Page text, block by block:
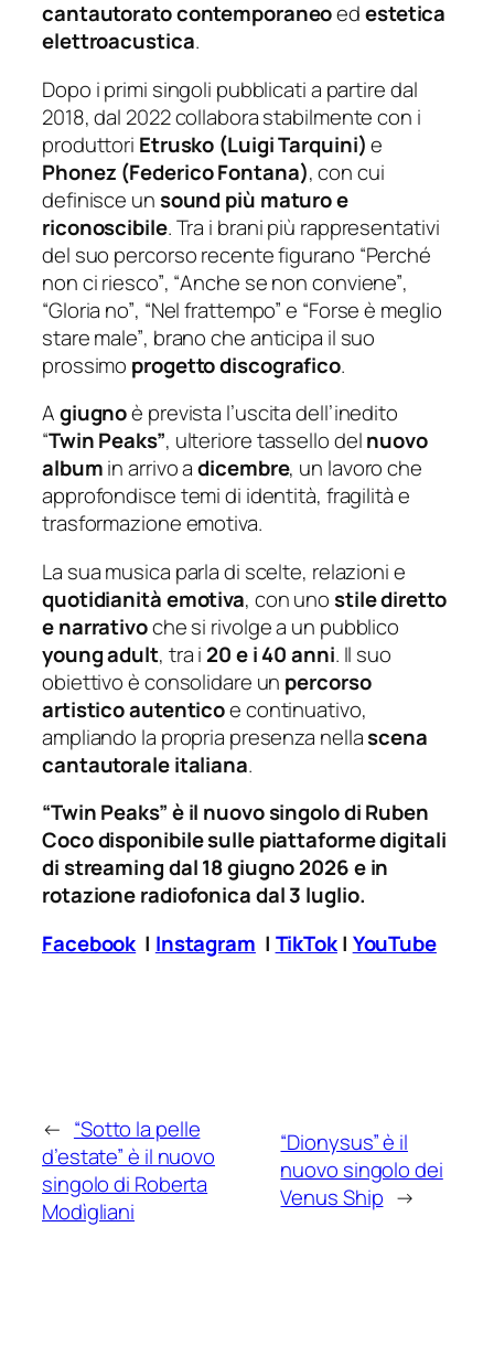
cantautorato contemporaneoedestetica
elettroacustica.
Dopo i primi singoli pubblicati a partire dal
2018, dal 2022 collabora stabilmente con i
produttori Etrusko (Luigi Tarquini)e
Phonez (Federico Fontana), con cui
definisce unsound più maturo e
riconoscibile. Tra i brani più rappresentativi
del suo percorso recente figurano “Perché
non ci riesco”, “Anche se non conviene”,
“Gloria no”, “Nel frattempo”e “Forse è meglio
stare male”, brano che anticipa il suo
prossimo progetto discografico.
Agiugnoè prevista l’uscita dell’inedito
“Twin Peaks”, ulteriore tassello delnuovo
albumin arrivo adicembre, un lavoro che
approfondisce temi di identità, fragilità e
trasformazione emotiva.
La sua musica parla di scelte, relazioni e
quotidianità emotiva, con unostile diretto
e narrativoche si rivolge a un pubblico
young adult, tra i 20 e i 40 anni. Il suo
obiettivo è consolidare un percorso
artistico autenticoe continuativo,
ampliando la propria presenza nellascena
cantautorale italiana.
“Twin Peaks” è il nuovo singolo di Ruben
Coco disponibile sulle piattaforme digitali
di streaming dal 18 giugno 2026 e in
rotazione radiofonica dal 3 luglio.
Facebook | Instagram | TikTok| YouTube
← “Sotto la pelle
d’estate” è il nuovo
singolo di Roberta
Modìgliani
“Dionysus” è il
nuovo singolo dei
Venus Ship →